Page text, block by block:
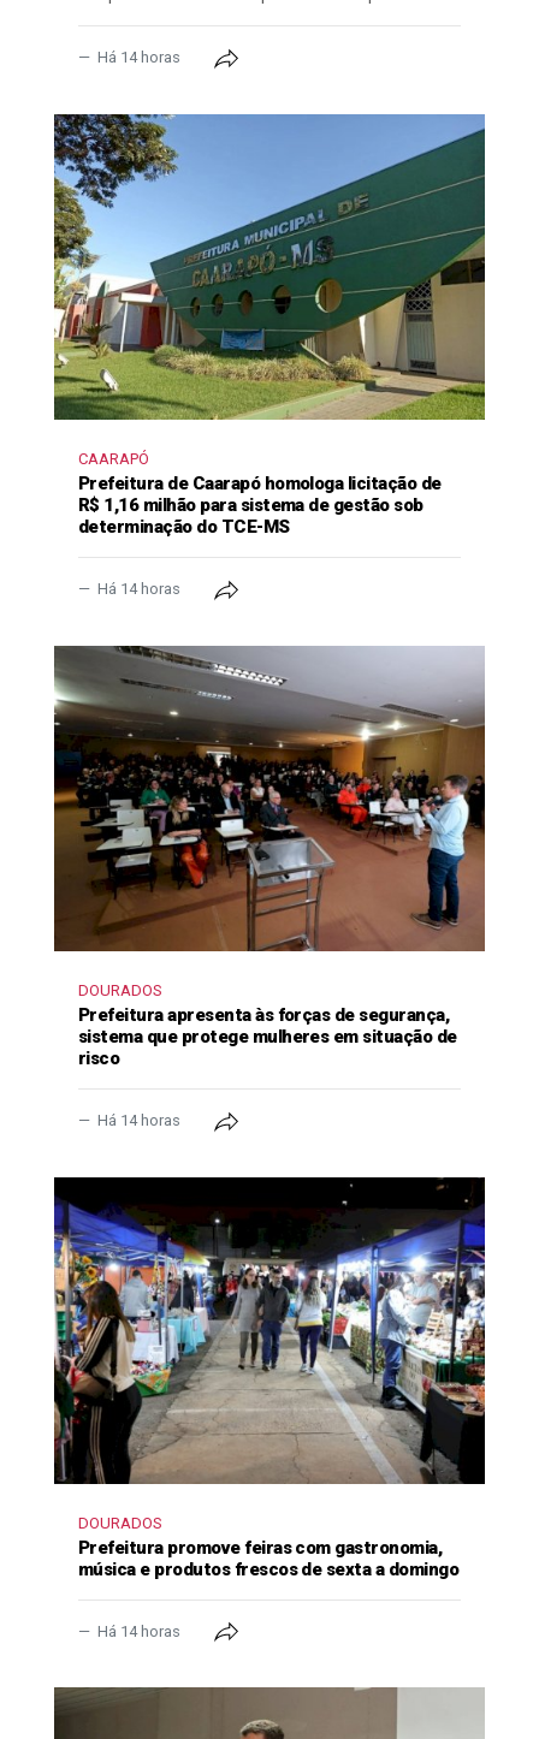
Há 14 horas
CAARAPÓ
Prefeitura de Caarapó homologa licitação de
R$ 1,16 milhão para sistema de gestão sob
determinação do TCE-MS
Há 14 horas
DOURADOS
Prefeitura apresenta às forças de segurança,
sistema que protege mulheres em situação de
risco
Há 14 horas
DOURADOS
Prefeitura promove feiras com gastronomia,
música e produtos frescos de sexta a domingo
Há 14 horas